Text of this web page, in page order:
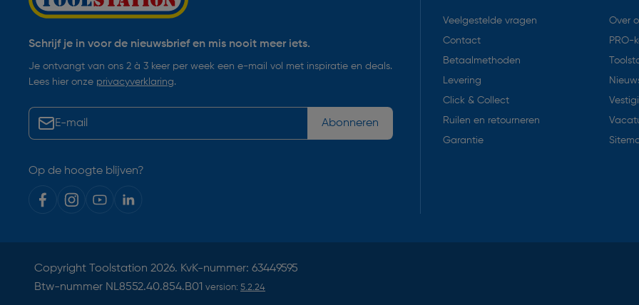
Schrijf je in voor de nieuwsbrief en mis nooit meer iets.
Je ontvangt van ons 2 à 3 keer per week een e-mail vol met inspiratie en deals.
Lees hier onze privacyverklaring.
Abonneren
Op de hoogte blijven?
Veelgestelde vragen
Contact
Betaalmethoden
Levering
Click & Collect
Ruilen en retourneren
Garantie
Over
PRO-
Copyright Toolstation 2026. KvK-nummer: 63449595
Btw-nummer NL8552.40.854.B01 version: 5.2.24